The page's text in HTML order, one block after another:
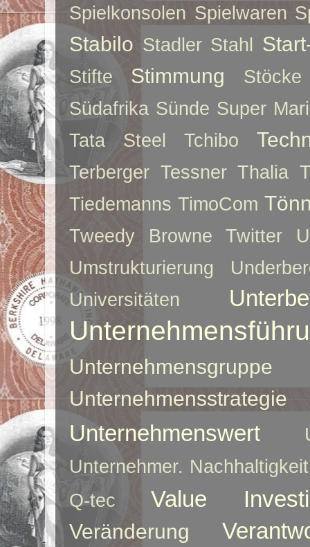
Spielkonsolen Spielwaren
Stabilo Stadler Stahl
Stifte Stimmung
Stöcke
Südafrika Sünde Super
Tata Steel
Tchibo
Terberger Tessner Thalia
Tiedemanns TimoCom
Tweedy Browne Twitter
Umstrukturierung
Universitäten
Unternehmensgruppe
Unternehmensstrategie
Unternehmenswert
Unternehmer. Nachhaltigkeit
Q-tec
Value
Veränderung